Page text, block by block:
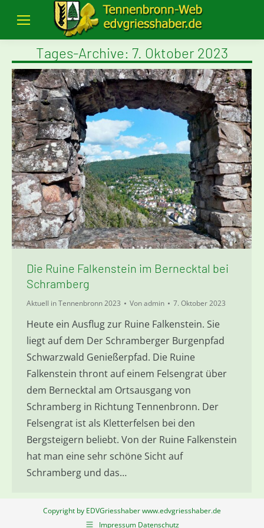
Tages-Archive: 7. Oktober 2023
Die Ruine Falkenstein im Bernecktal bei
Schramberg
Aktuell in Tennenbronn 2023 Vonadmin 7. Oktober 2023
Heute ein Ausflug zur Ruine Falkenstein. Sie
liegt auf dem Der Schramberger Burgenpfad
Schwarzwald Genießerpfad. Die Ruine
Falkenstein thront auf einem Felsengrat über
dem Bernecktal am Ortsausgang von
Schramberg in Richtung Tennenbronn. Der
Felsengrat ist als Kletterfelsen bei den
Bergsteigern beliebt. Von der Ruine Falkenstein
hat man eine sehr schöne Sicht auf
Schramberg und das…
Copyright by EDVGriesshaber www.edvgriesshaber.de
Impressum Datenschutz